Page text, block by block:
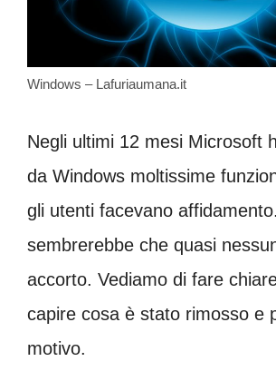
Windows – Lafuriaumana.it
Negli ultimi 12 mesi Microsoft
da Windows moltissime
gli utenti facevano
sembrerebbe che quasi
accorto. Vediamo di fare
capire cosa è stato rimosso e
motivo.